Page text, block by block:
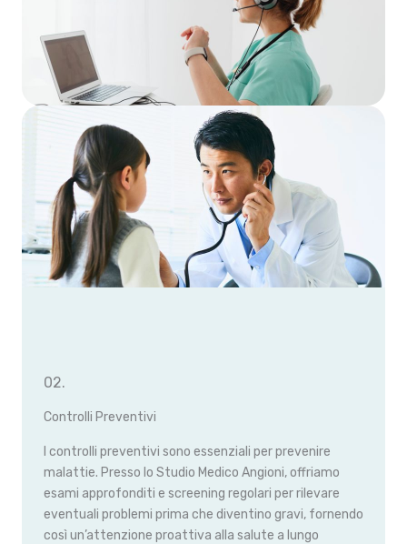
02.
Controlli Preventivi
I controlli preventivi sono essenziali per prevenire
malattie. Presso lo Studio Medico Angioni, offriamo
esami approfonditi e screening regolari per rilevare
eventuali problemi prima che diventino gravi, fornendo
così un’attenzione proattiva alla salute a lungo